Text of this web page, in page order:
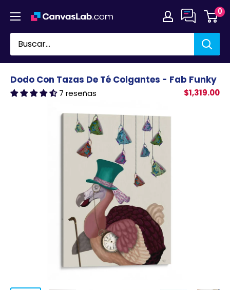
directamente
contenido
0
Dodo Con Tazas De Té Colgantes - Fab Funky
7 reseñas $1,319.00